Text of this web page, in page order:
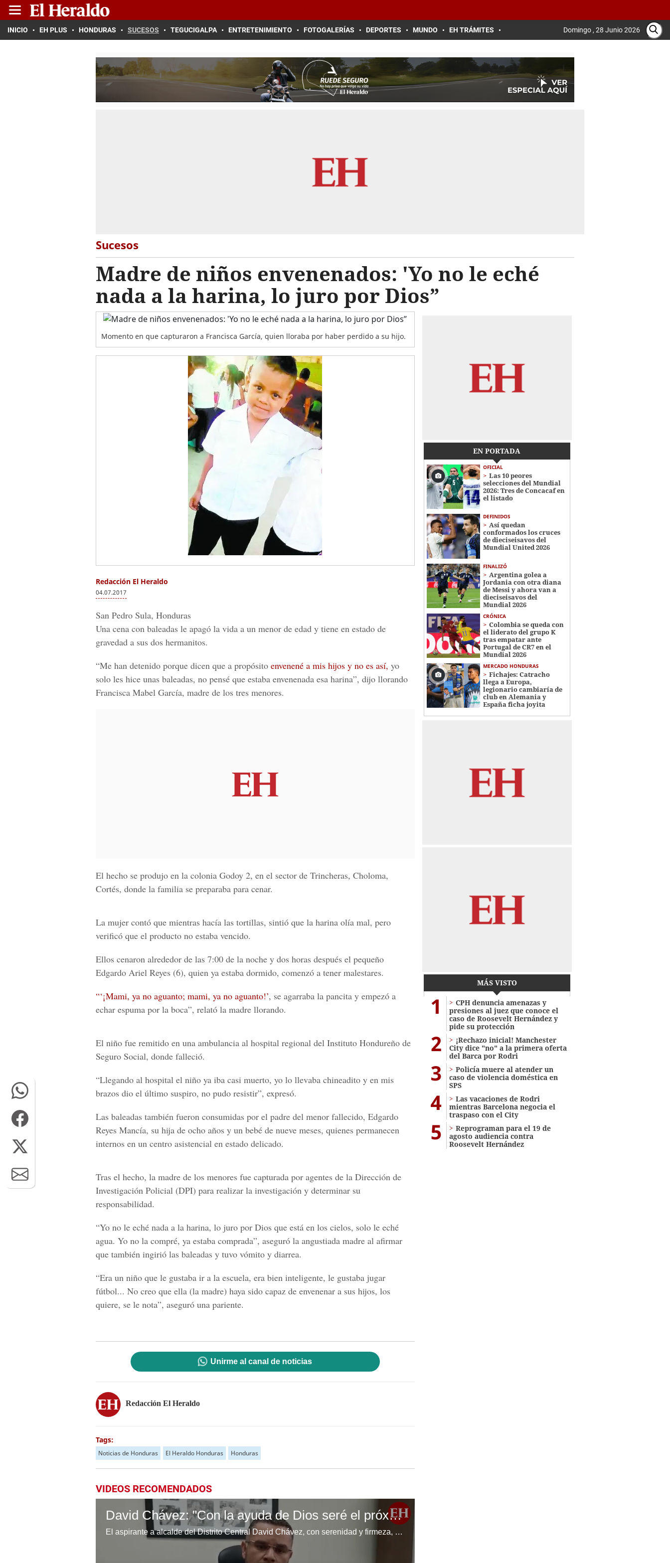
INICIO EH PLUS HONDURAS SUCESOS TEGUCIGALPA ENTRETENIMIENTO FOTOGALERÍAS DEPORTES MUNDO EH TRÁMITES Domingo , 28 Junio 2026
Sucesos
Madre de niños envenenados: 'Yo no le eché
nada a la harina, lo juro por Dios”
Momento en que capturaron a Francisca García, quien lloraba por haber perdido a su hijo.
Redacción El Heraldo
04.07.2017
San Pedro Sula, Honduras
Una cena con baleadas le apagó la vida a un menor de edad y tiene en estado de
gravedad a sus dos hermanitos.
“Me han detenido porque dicen que a propósito envenené a mis hijos y no es así, yo
solo les hice unas baleadas, no pensé que estaba envenenada esa harina”, dijo llorando
Francisca Mabel García, madre de los tres menores.
El hecho se produjo en la colonia Godoy 2, en el sector de Trincheras, Choloma,
Cortés, donde la familia se preparaba para cenar.
La mujer contó que mientras hacía las tortillas, sintió que la harina olía mal, pero
verificó que el producto no estaba vencido.
Ellos cenaron alrededor de las 7:00 de la noche y dos horas después el pequeño
Edgardo Ariel Reyes (6), quien ya estaba dormido, comenzó a tener malestares.
“‘¡Mami, ya no aguanto; mami, ya no aguanto!’, se agarraba la pancita y empezó a
echar espuma por la boca”, relató la madre llorando.
El niño fue remitido en una ambulancia al hospital regional del Instituto Hondureño de
Seguro Social, donde falleció.
“Llegando al hospital el niño ya iba casi muerto, yo lo llevaba chineadito y en mis
brazos dio el último suspiro, no pudo resistir”, expresó.
Las baleadas también fueron consumidas por el padre del menor fallecido, Edgardo
Reyes Mancía, su hija de ocho años y un bebé de nueve meses, quienes permanecen
internos en un centro asistencial en estado delicado.
Tras el hecho, la madre de los menores fue capturada por agentes de la Dirección de
Investigación Policial (DPI) para realizar la investigación y determinar su
responsabilidad.
“Yo no le eché nada a la harina, lo juro por Dios que está en los cielos, solo le eché
agua. Yo no la compré, ya estaba comprada”, aseguró la angustiada madre al afirmar
que también ingirió las baleadas y tuvo vómito y diarrea.
“Era un niño que le gustaba ir a la escuela, era bien inteligente, le gustaba jugar
fútbol... No creo que ella (la madre) haya sido capaz de envenenar a sus hijos, los
quiere, se le nota”, aseguró una pariente.
Unirme al canal de noticias
Redacción El Heraldo
Tags:
Noticias de Honduras El Heraldo Honduras Honduras
VIDEOS RECOMENDADOS
David Chávez: "Con la ayuda de Dios seré el próximo alcalde"
El aspirante a alcalde del Distrito Central David Chávez, con serenidad y firmeza, asegura que “con la ayuda de Dios y los capitalinos” continuará las buenas obras de Nasry “Tito” Asfura.
EN PORTADA
OFICIAL
Las 10 peores
selecciones del Mundial
2026: Tres de Concacaf en
el listado
DEFINIDOS
Así quedan
conformados los cruces
de dieciseisavos del
Mundial United 2026
FINALIZÓ
Argentina golea a
Jordania con otra diana
de Messi y ahora van a
dieciseisavos del
Mundial 2026
CRÓNICA
Colombia se queda con
el liderato del grupo K
tras empatar ante
Portugal de CR7 en el
Mundial 2026
MERCADO HONDURAS
Fichajes: Catracho
llega a Europa,
legionario cambiaría de
club en Alemania y
España ficha joyita
MÁS VISTO
1
CPH denuncia amenazas y
presiones al juez que conoce el
caso de Roosevelt Hernández y
pide su protección
2
¡Rechazo inicial! Manchester
City dice "no" a la primera oferta
del Barca por Rodri
3
Policía muere al atender un
caso de violencia doméstica en
SPS
4
Las vacaciones de Rodri
mientras Barcelona negocia el
traspaso con el City
5
Reprograman para el 19 de
agosto audiencia contra
Roosevelt Hernández